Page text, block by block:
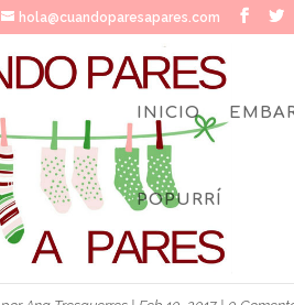
hola@cuandoparesapares.com
INICIO
POPURRÍ